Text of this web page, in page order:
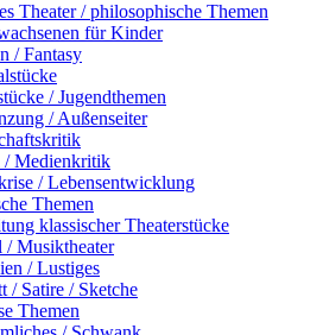
Theater / philosophische Themen
für Kinder
/ Fantasy
/ Jugendthemen
/ Außenseiter
/ Medienkritik
/ Lebensentwicklung
Themen
klassischer Theaterstücke
/ Musiktheater
/ Lustiges
/ Satire / Sketche
Themen